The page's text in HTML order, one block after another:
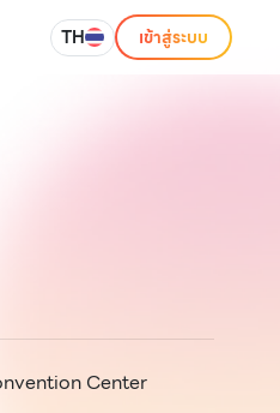
TH เข้าสู่ระบบ
Center